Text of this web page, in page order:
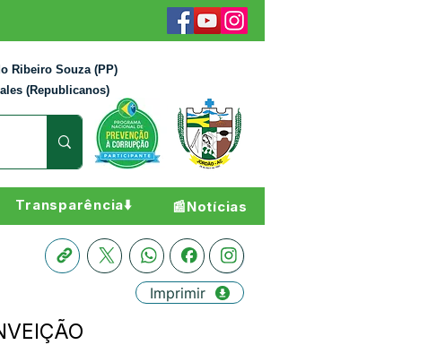
Ribeiro Souza (PP)
(Republicanos)
Transparência⬇️ 📰Notícias
Imprimir